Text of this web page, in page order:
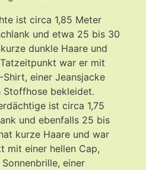
ist circa 1,85 Meter
und etwa 25 bis 30
dunkle Haare und
war er mit
Shirt, einer Jeansjacke
Stoffhose bekleidet.
ist circa 1,75
und ebenfalls 25 bis
kurze Haare und war
mit einer hellen Cap,
einer